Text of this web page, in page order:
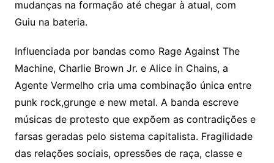
mudanças na formação até chegar à atual, com
Guiu na bateria.
Influenciada por bandas como Rage Against The
Machine, Charlie Brown Jr. e Alice in Chains, a
Agente Vermelho cria uma combinação única entre
punk rock,grunge e new metal. A banda escreve
músicas de protesto que expõem as contradições e
farsas geradas pelo sistema capitalista. Fragilidade
das relações sociais, opressões de raça, classe e